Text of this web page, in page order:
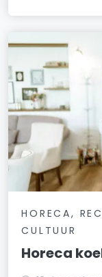
HORECA,
CULTUUR
Horeca